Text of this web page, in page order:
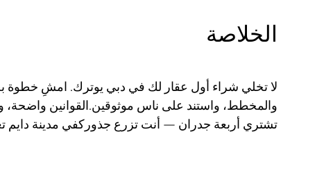
الخلاصة
لا تخلي شراء أول عقار لك في دبي يوترك. امشِ خطوة
والمخطط، واستند على ناس موثوقين.القوانين واضحة،
تشتري أربعة جدران — أنت تزرع جذوركفي مدينة دايم